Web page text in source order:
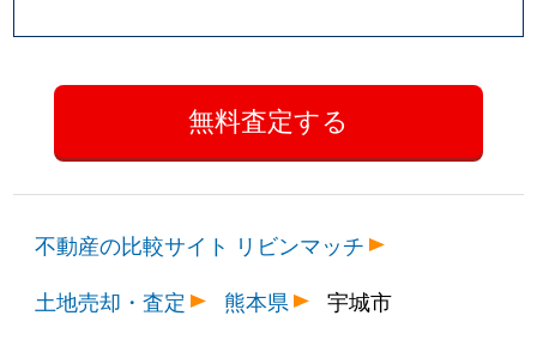
不動産の比較サイト リビンマッチ
土地売却・査定
熊本県 宇城市